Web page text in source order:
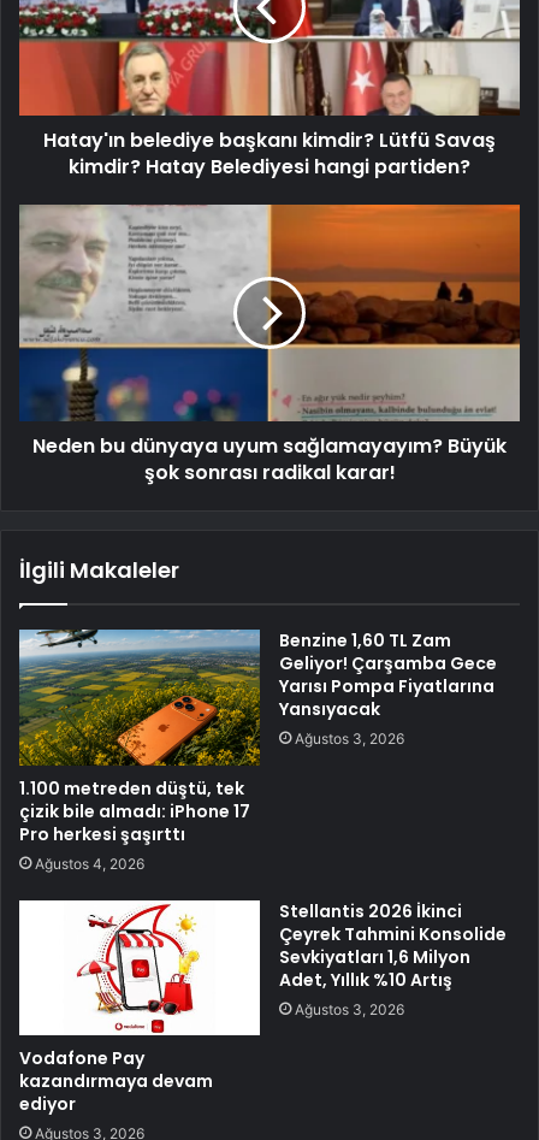
Hatay'ın belediye başkanı kimdir? Lütfü Savaş
kimdir? Hatay Belediyesi hangi partiden?
Neden bu dünyaya uyum sağlamayayım? Büyük
şok sonrası radikal karar!
İlgili Makaleler
1.100 metreden düştü, tek
çizik bile almadı: iPhone 17
Pro herkesi şaşırttı
Ağustos 4, 2026
Benzine 1,60 TL Zam
Geliyor! Çarşamba Gece
Yarısı Pompa Fiyatlarına
Yansıyacak
Ağustos 3, 2026
Vodafone Pay
kazandırmaya devam
ediyor
Ağustos 3, 2026
Stellantis 2026 İkinci
Çeyrek Tahmini Konsolide
Sevkiyatları 1,6 Milyon
Adet, Yıllık %10 Artış
Ağustos 3, 2026